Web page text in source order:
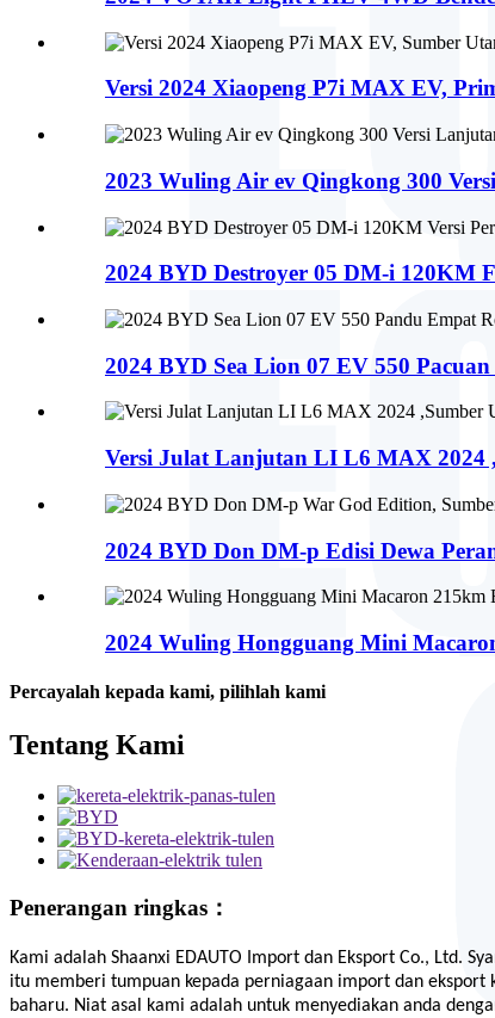
Versi 2024 Xiaopeng P7i MAX EV,
2023 Wuling Air ev Qingkong 300
2024 BYD Destroyer 05 DM-i 120KM
2024 BYD Sea Lion 07 EV 550
Versi Julat Lanjutan LI L6 MAX 2024
2024 BYD Don DM-p Edisi Dewa
2024 Wuling Hongguang Mini
Percayalah kepada kami, pilihlah kami
Tentang Kami
Penerangan ringkas：
Kami adalah Shaanxi EDAUTO
Import dan Eksport Co., Ltd.
itu memberi tumpuan kepada perniagaan import dan
baharu. Niat asal kami adalah untuk menyediakan anda